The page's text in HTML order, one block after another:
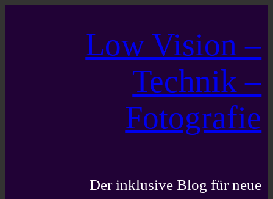
Low Vision –
Technik –
Fotografie
Der inklusive Blog für neue